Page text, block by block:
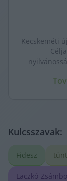
Kecskeméti
Kulcsszavak:
Fidesz
Laczkó-